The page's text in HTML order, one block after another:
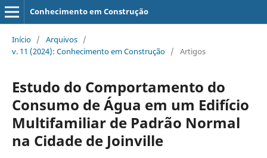
Conhecimento em Construção
Início / Arquivos /
v. 11 (2024): Conhecimento em Construção / Artigos
Estudo do Comportamento do
Consumo de Água em um Edifício
Multifamiliar de Padrão Normal
na Cidade de Joinville